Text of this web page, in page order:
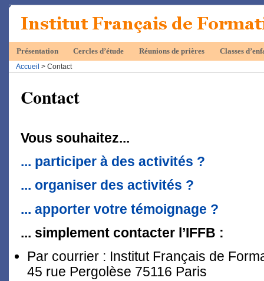
Présentation Cercles d’étude Réunions de prières
Classes
Accueil > Contact
Contact
Vous souhaitez...
... participer à des activités ?
... organiser des activités ?
... apporter votre témoignage ?
... simplement contacter l’IFFB :
Par courrier : Institut Français de
45 rue Pergolèse 75116 Paris